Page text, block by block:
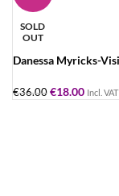
SOLD
OUT
Danessa Myricks-
€36.00 €18.00 Incl. VAT